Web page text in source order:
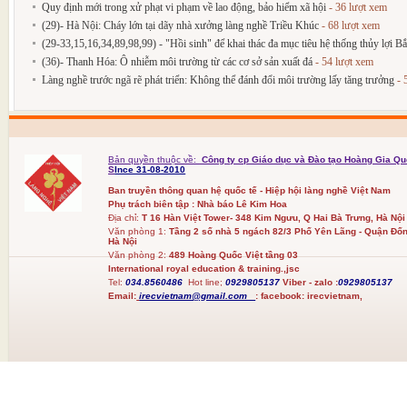
Quy định mới trong xử phạt vi phạm về lao động, bảo hiểm xã hội - 36 lượt xem
(29)- Hà Nội: Cháy lớn tại dãy nhà xưởng làng nghề Triều Khúc - 68 lượt xem
(29-33,15,16,34,89,98,99) - "Hồi sinh" để khai thác đa mục tiêu hệ thống thủy lợi
(36)- Thanh Hóa: Ô nhiễm môi trường từ các cơ sở sản xuất đá - 54 lượt xem
Làng nghề trước ngã rẽ phát triển: Không thể đánh đổi môi trường lấy tăng trưởng -
Bản quyền thuộc về:
Công ty cp Giáo dục và Đào tạo Hoàng Gia
SInce 31-08-2010
Ban truyền thông quan hệ quốc tế - Hiệp hội làng nghề Việt Nam
Phụ trách biên tập : Nhà báo Lê Kim Hoa
Địa chỉ: T 16 Hàn Việt Tower- 348 Kim Ngưu, Q Hai Bà Trưng, Hà Nội
Văn phòng 1:Tầng 2 số nhà 5 ngách 82/3 Phố Yên Lãng - Quận
Hà Nội
Văn phòng 2:489 Hoàng Quốc Việt tầng 03
International royal education & training.,jsc
Tel:034.8560486Hot line; 0929805137 Viber - zalo :0929805137
Email: irecvietnam@gmail.com :facebook: irecvietnam,